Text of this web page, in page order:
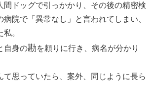
間ドッグで引っかかり、その後の精密検
院で「異常なし」と言われてしまい、
。
自身の勘を頼りに行き、病名が分かり
て思っていたら、案外、同じように長ら